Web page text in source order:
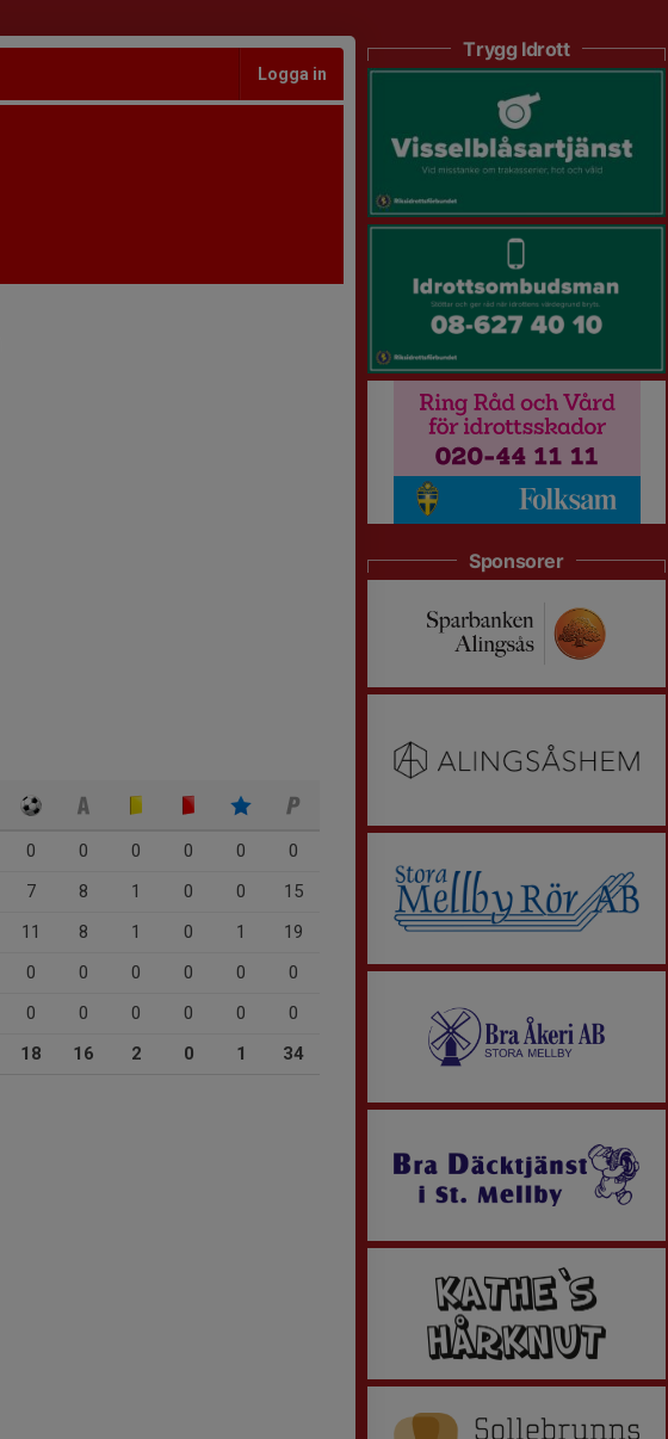
Logga in
0 0 0 0 0
0
7 8 1 0 0
15
11 8 1 0 1
19
0 0 0 0 0
0
0 0 0 0 0
0
18 16 2 0 1 34
Trygg Idrott
Sponsorer